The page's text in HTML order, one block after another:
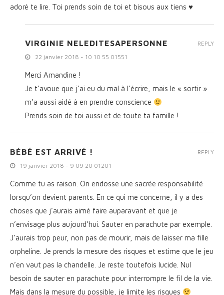
adoré te lire. Toi prends soin de toi et bisous aux tiens ♥️
VIRGINIE NELEDITESAPERSONNE
22 janvier 2018 - 10 10 55 01551
Merci Amandine !
Je t’avoue que j’ai eu du mal à l’écrire, mais le « sortir »
m’a aussi aidé à en prendre conscience
Prends soin de toi aussi et de toute ta famille !
REPLY
BÉBÉ EST ARRIVÉ !
19 janvier 2018 - 9 09 20 01201
Comme tu as raison. On endosse une sacrée responsabilité
lorsqu’on devient parents. En ce qui me concerne, il y a des
choses que j’aurais aimé faire auparavant et que je
n’envisage plus aujourd’hui. Sauter en parachute par exemple.
J’aurais trop peur, non pas de mourir, mais de laisser ma fille
orpheline. Je prends la mesure des risques et estime que le jeu
n’en vaut pas la chandelle. Je reste toutefois lucide. Nul
besoin de sauter en parachute pour interrompre le fil de la vie.
Mais dans la mesure du possible, je limite les risques
REPLY